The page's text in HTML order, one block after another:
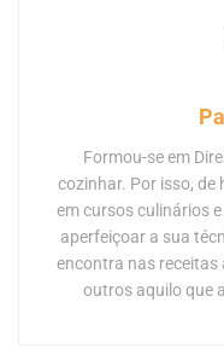
Formou-se em
cozinhar. Por isso,
em cursos culinários
aperfeiçoar a sua
encontra nas
outros aquilo que